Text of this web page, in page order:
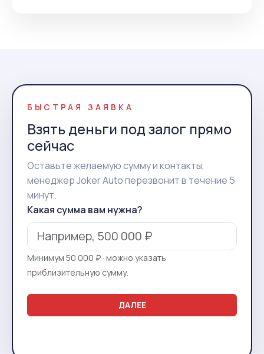
БЫСТРАЯ ЗАЯВКА
Взять деньги под залог прямо
сейчас
Оставьте желаемую сумму и контакты,
менеджер Joker Auto перезвонит в течение 5
минут.
Какая сумма вам нужна?
Минимум 50 000 ₽ · можно указать
приблизительную сумму.
ДАЛЕЕ